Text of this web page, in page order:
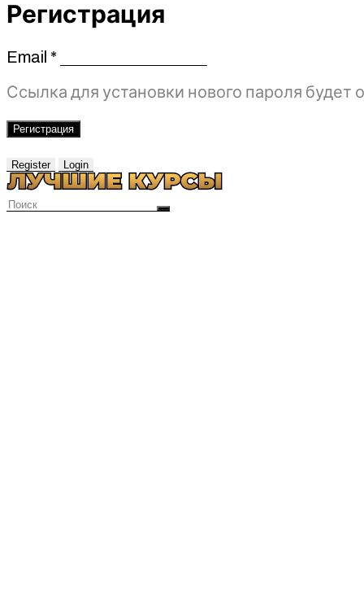
Регистрация
Email *Обязательно
Ссылка для установки нового пароля
Регистрация
Register Login